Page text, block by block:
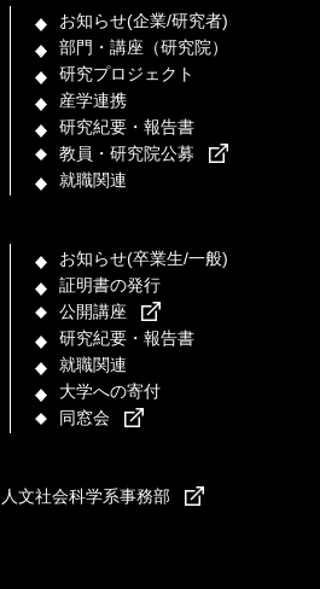
お知らせ(企業/研究者)
部門・講座（研究院）
研究プロジェクト
産学連携
研究紀要・報告書
教員・研究院公募
就職関連
お知らせ(卒業生/一般)
証明書の発行
公開講座
研究紀要・報告書
就職関連
大学への寄付
同窓会
人文社会科学系事務部